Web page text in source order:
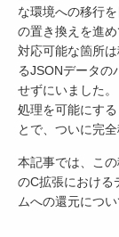
な環境への移行
の置き換えを進め
対応可能な箇所
るJSONデータの
せずにいました
処理を可能にする
とで、ついに完
本記事では、こ
のC拡張における
ムへの還元につい